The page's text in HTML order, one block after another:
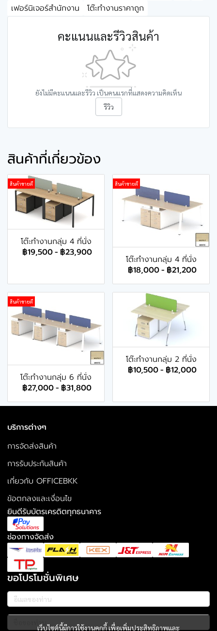
เฟอร์นิเจอร์สำนักงาน
โต๊ะทำงานราคาถูก
คะแนนและรีวิวสินค้า
ยังไม่มีคะแนนและรีวิว เป็นคนแรกที่แสดงความคิดเห็น
รีวิว
สินค้าที่เกี่ยวข้อง
สินค้าขายดี
โต๊ะทำงานกลุ่ม 4 ที่นั่ง
฿19,500- ฿23,900
สินค้าขายดี
โต๊ะทำงานกลุ่ม 4 ที่นั่ง
฿18,000- ฿21,200
สินค้าขายดี
โต๊ะทำงานกลุ่ม 6 ที่นั่ง
฿27,000- ฿31,800
โต๊ะทำงานกลุ่ม 2 ที่นั่ง
฿10,500- ฿12,000
เว็บไซต์นี้มีการใช้งานคุกกี้ เพื่อเพิ่มประสิทธิภาพและ
บริการต่างๆ
การจัดส่งสินค้า
การรับประกันสินค้า
เกี่ยวกับ OFFICEBKK
ข้อตกลงและเงื่อนไข
ยินดีรับบัตรเครดิตทุกธนาคาร
ช่องทางจัดส่ง
ขอโปรโมชั่นพิเศษ